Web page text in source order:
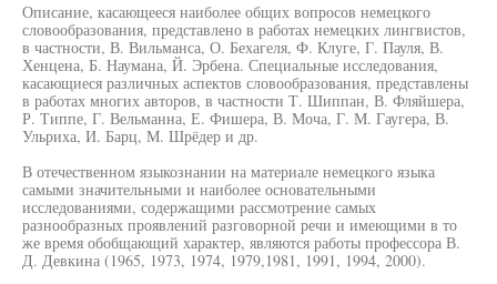
Описание, касающееся наиболее общих вопросов немецкого
словообразования, представлено в работах немецких лингвистов,
в частности, В. Вильманса, О. Бехагеля, Ф. Клуге, Г. Пауля, В.
Хенцена, Б. Наумана, Й. Эрбена. Специальные исследования,
касающиеся различных аспектов словообразования, представлены
в работах многих авторов, в частности Т. Шиппан, В. Фляйшера,
Р. Типпе, Г. Вельманна, Е. Фишера, В. Моча, Г. М. Гаугера, В.
Ульриха, И. Барц, М. Шрёдер и др.
В отечественном языкознании на материале немецкого языка
самыми значительными и наиболее основательными
исследованиями, содержащими рассмотрение самых
разнообразных проявлений разговорной речи и имеющими в то
же время обобщающий характер, являются работы профессора В.
Д. Девкина (1965, 1973, 1974, 1979,1981, 1991, 1994, 2000).